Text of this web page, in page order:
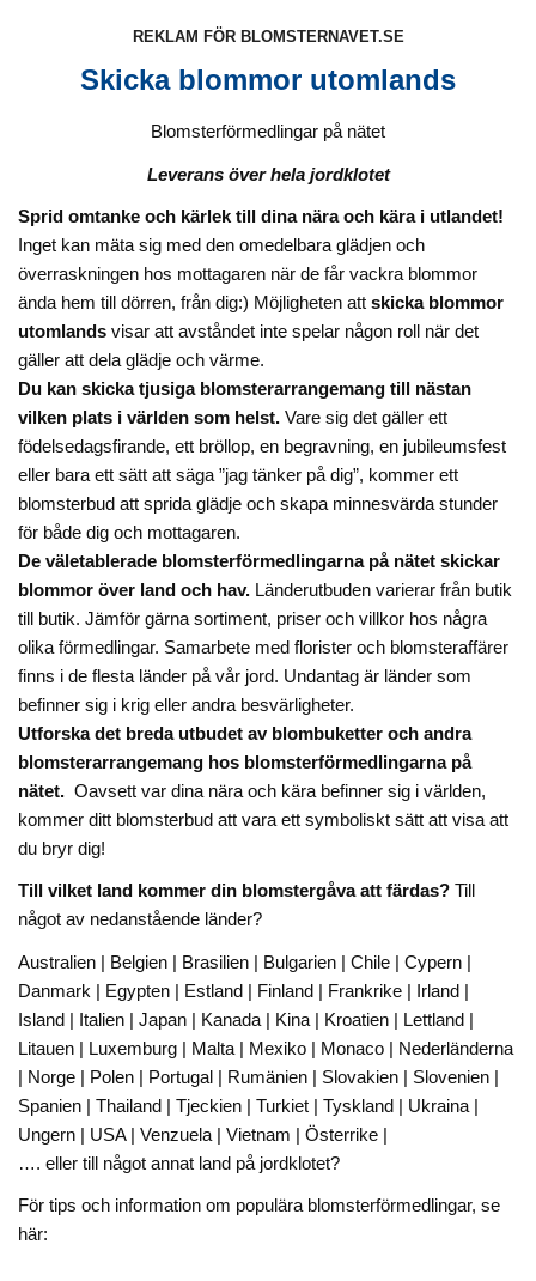
REKLAM FÖR BLOMSTERNAVET.SE
Skicka blommor utomlands
Blomsterförmedlingar på nätet
Leverans över hela jordklotet
Sprid omtanke och kärlek till dina nära och kära i utlandet!
Inget kan mäta sig med den omedelbara glädjen och
överraskningen hos mottagaren när de får vackra blommor
ända hem till dörren, från dig:) Möjligheten attskicka blommor
utomlands visar att avståndet inte spelar någon roll när det
gäller att dela glädje och värme.
Du kan skicka tjusiga blomsterarrangemang till nästan
vilken plats i världen som helst. Vare sig det gäller ett
födelsedagsfirande, ett bröllop, en begravning, en jubileumsfest
eller bara ett sätt att säga ”jag tänker på dig”, kommer ett
blomsterbud att sprida glädje och skapa minnesvärda stunder
för både dig och mottagaren.
De väletablerade blomsterförmedlingarna på nätet skickar
blommor över land och hav. Länderutbuden varierar från butik
till butik. Jämför gärna sortiment, priser och villkor hos några
olika förmedlingar. Samarbete med florister och blomsteraffärer
finns i de flesta länder på vår jord. Undantag är länder som
befinner sig i krig eller andra besvärligheter.
Utforska det breda utbudet av blombuketter och andra
blomsterarrangemang hos blomsterförmedlingarna på
nätet. Oavsett var dina nära och kära befinner sig i världen,
kommer ditt blomsterbud att vara ett symboliskt sätt att visa att
du bryr dig!
Till vilket land kommer din blomstergåva att färdas? Till
något av nedanstående länder?
Australien | Belgien | Brasilien | Bulgarien | Chile | Cypern |
Danmark | Egypten | Estland | Finland | Frankrike | Irland |
Island | Italien | Japan | Kanada | Kina | Kroatien | Lettland |
Litauen | Luxemburg | Malta | Mexiko | Monaco | Nederländerna
| Norge | Polen | Portugal | Rumänien | Slovakien | Slovenien |
Spanien | Thailand | Tjeckien | Turkiet | Tyskland | Ukraina |
Ungern | USA | Venzuela | Vietnam | Österrike |
…. eller till något annat land på jordklotet?
För tips och information om populära blomsterförmedlingar, se
här: